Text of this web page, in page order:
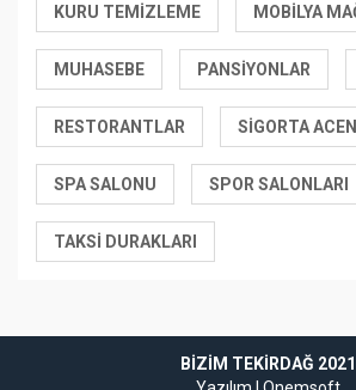
KURU TEMIZLEME MOBILYA
MUHASEBE PANSIYONLAR
RESTORANTLAR SIGORTA
SPA SALONU SPOR SALONLARI
TAKSI DURAKLARI
BIZIM TEKIRDAĞ 2021